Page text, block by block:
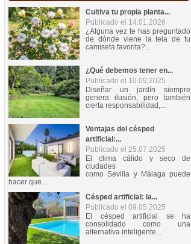
Cultiva tu propia planta...
Publicado el 14.01.2026
¿Alguna vez te has preguntado
de dónde viene la tela de tu
camiseta favorita?...
¿Qué debemos tener en...
Publicado el 10.09.2025
Diseñar un jardín siempre
genera ilusión, pero también
cierta responsabilidad,...
Ventajas del césped
artificial:...
Publicado el 25.07.2025
El clima cálido y seco de
ciudades
como Sevilla y Málaga puede
hacer que...
Césped artificial: la...
Publicado el 09.05.2025
El césped artificial se ha
consolidado como una
alternativa inteligente...